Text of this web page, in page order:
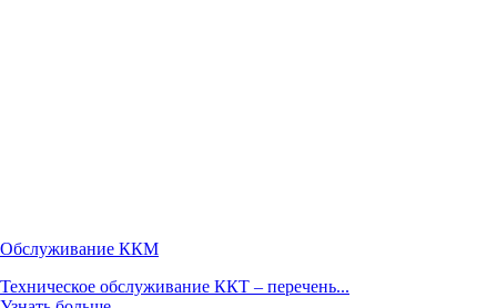
Обслуживание ККМ
Техническое обслуживание ККТ – перечень...